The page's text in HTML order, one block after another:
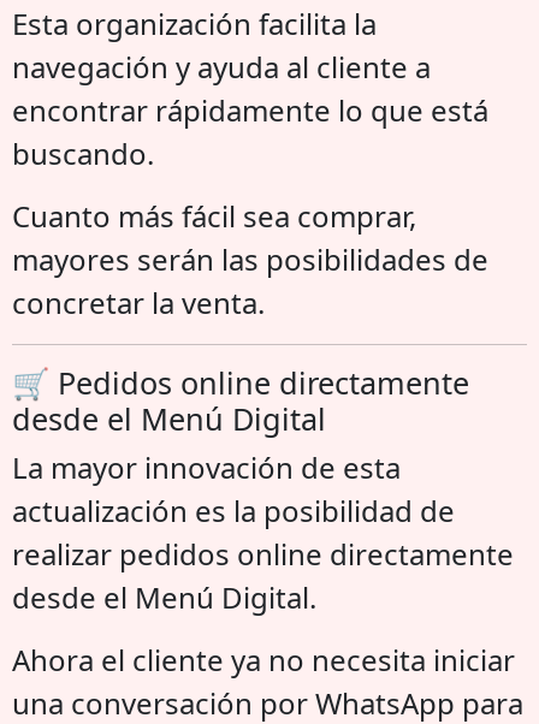
Esta organización facilita la
navegación y ayuda al cliente a
encontrar rápidamente lo que está
buscando.
Cuanto más fácil sea comprar,
mayores serán las posibilidades de
concretar la venta.
🛒 Pedidos online directamente
desde el Menú Digital
La mayor innovación de esta
actualización es la posibilidad de
realizar pedidos online directamente
desde el Menú Digital.
Ahora el cliente ya no necesita iniciar
una conversación por WhatsApp para